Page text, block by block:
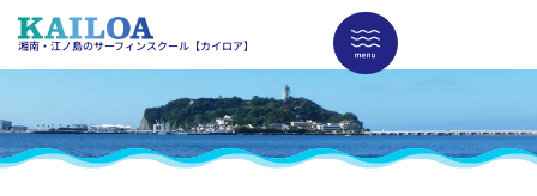
湘南・江ノ島のサーフィンスクール【カイロア】